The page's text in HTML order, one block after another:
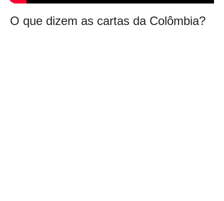
O que dizem as cartas da Colômbia?